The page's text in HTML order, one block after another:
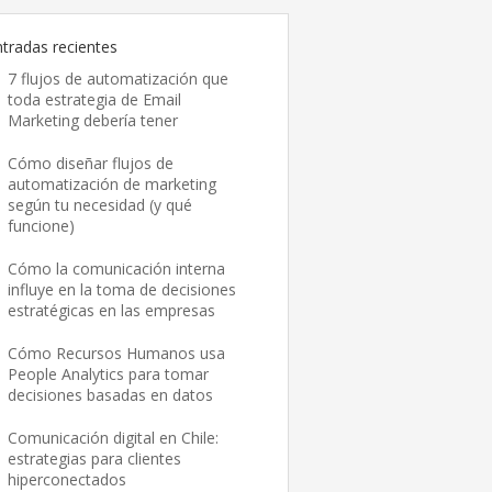
recientes
7 flujos de automatización que
toda estrategia de Email
Marketing debería tener
Cómo diseñar flujos de
automatización de marketing
según tu necesidad (y qué
funcione)
Cómo la comunicación interna
influye en la toma de decisiones
estratégicas en las empresas
Cómo Recursos Humanos usa
People Analytics para tomar
decisiones basadas en datos
Comunicación digital en Chile:
estrategias para clientes
hiperconectados